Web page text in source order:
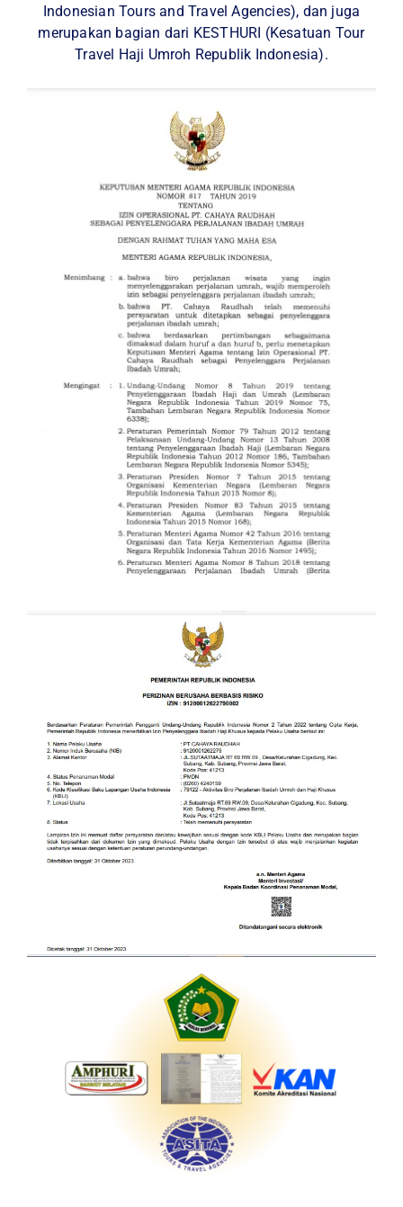
Indonesian Tours and Travel Agencies), dan juga
merupakan bagian dari KESTHURI (Kesatuan Tour
Travel Haji Umroh Republik Indonesia).